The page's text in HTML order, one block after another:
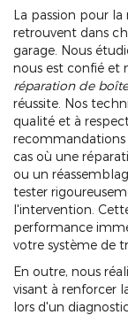
La passion pour
retrouvent dans
garage. Nous
nous est confié
réparation de
réussite. Nos
qualité et à
recommandations
cas où une
ou un
tester
l'intervention.
performance
votre système de
En outre, nous
visant à renforcer
lors d'un